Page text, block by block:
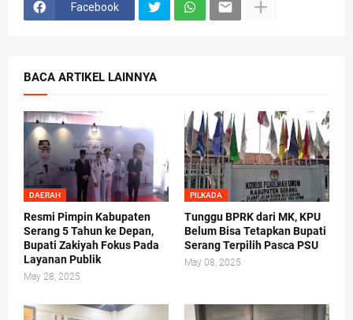
Facebook
BACA ARTIKEL LAINNYA
DAERAH
Resmi Pimpin Kabupaten
Serang 5 Tahun ke Depan,
Bupati Zakiyah Fokus Pada
Layanan Publik
May 28, 2025
PILKADA
Tunggu BPRK dari MK, KPU
Belum Bisa Tetapkan Bupati
Serang Terpilih Pasca PSU
May 08, 2025